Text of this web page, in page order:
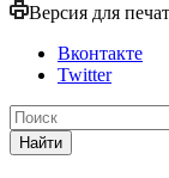
Версия для
Вконтакте
Twitter
Найти